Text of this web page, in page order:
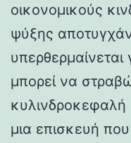
οικονομικούς
ψύξης
μπορεί να
κυλινδροκεφαλή
μια επισκευή που